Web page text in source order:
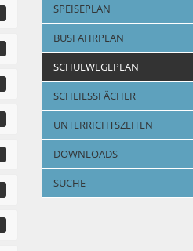
SPEISEPLAN
BUSFAHRPLAN
SCHULWEGEPLAN
SCHLIESSFÄCHER
UNTERRICHTSZEITEN
DOWNLOADS
SUCHE